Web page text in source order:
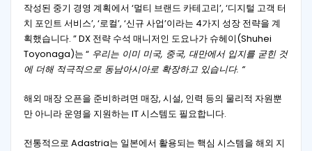
작성된 중기 경영 계획에서 ‘멀티 브랜드 카테고리’, ‘디지털 고객 터
치 포인트 서비스’, ‘로컬’, ‘신규 사업’이라는 4가지 성장 전략을 계
획했습니다. ” DX 전략 수석 매니저인 도요나가 슈헤이(Shuhei
Toyonaga)는 “우리는 이미 미국, 중국, 대만에서 입지를 굳힌 것
에 더해 적극적으로 동남아시아로 확장하고 있습니다. “
해외 매장 오픈을 준비하려면 매장, 시설, 인력 등의 물리적 자원뿐
만 아니라 운영을 지원하는 IT 시스템도 필요합니다.
전통적으로 Adastria는 일본에서 활용되는 핵심 시스템을 해외 지